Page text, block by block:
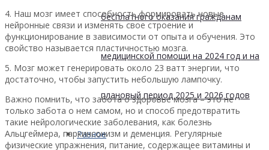
бесплатного оказания гражданам
медицинской помощи на 2024 год и на
плановый период 2025 и 2026 годов
Разное
4. Наш мозг имеет способность формировать новые
нейронные связи и изменять свое строение и
функционирование в зависимости от опыта и обучения. Это
свойство называется пластичностью мозга.
5. Мозг может генерировать около 23 ватт энергии, что
достаточно, чтобы запустить небольшую лампочку.
Важно помнить, что забота о здоровье мозга – это не
только забота о нем самом, но и способ предотвратить
такие нейрологические заболевания, как болезнь
Альцгеймера, паркинсонизм и деменция. Регулярные
физические упражнения, питание, содержащее витамины и